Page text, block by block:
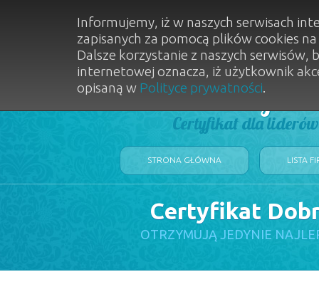
Dobry
Certyfikat dla
STRONA GŁÓWNA LISTA
Certyfikat
OTRZYMUJĄ JEDYNIE
Informujemy, iż w naszych serwisach
zapisanych za pomocą plików cookies
Dalsze korzystanie z naszych
internetowej oznacza, iż użytkownik
opisaną w Polityce prywatności.